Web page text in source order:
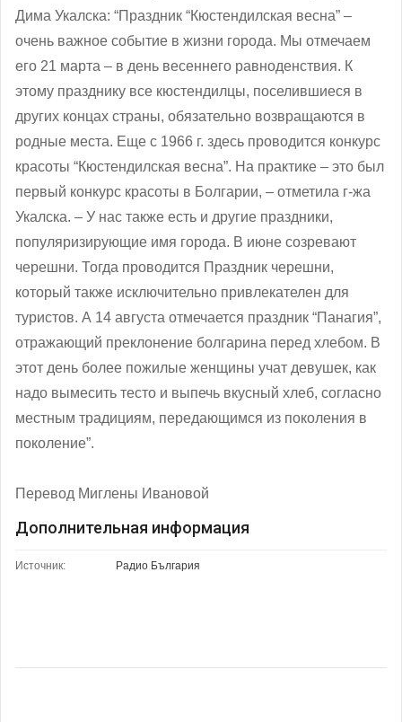
Дима Укалска: “Праздник “Кюстендилская весна” –
очень важное событие в жизни города. Мы отмечаем
его 21 марта – в день весеннего равноденствия. К
этому празднику все кюстендилцы, поселившиеся в
других концах страны, обязательно возвращаются в
родные места. Еще с 1966 г. здесь проводится конкурс
красоты “Кюстендилская весна”. На практике – это был
первый конкурс красоты в Болгарии, – отметила г-жа
Укалска. – У нас также есть и другие праздники,
популяризирующие имя города. В июне созревают
черешни. Тогда проводится Праздник черешни,
который также исключительно привлекателен для
туристов. А 14 августа отмечается праздник “Панагия”,
отражающий преклонение болгарина перед хлебом. В
этот день более пожилые женщины учат девушек, как
надо вымесить тесто и выпечь вкусный хлеб, согласно
местным традициям, передающимся из поколения в
поколение”.
Перевод Миглены Ивановой
Дополнительная информация
Источник: Радио България